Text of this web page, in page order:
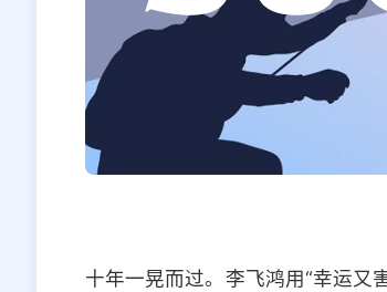
十年一晃而过。李飞鸿用“幸运又